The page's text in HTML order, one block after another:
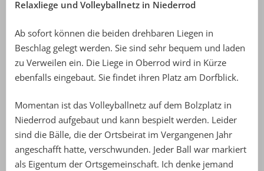
Relaxliege und Volleyballnetz in Niederrod
Ab sofort können die beiden drehbaren Liegen in
Beschlag gelegt werden. Sie sind sehr bequem und laden
zu Verweilen ein. Die Liege in Oberrod wird in Kürze
ebenfalls eingebaut. Sie findet ihren Platz am Dorfblick.
Momentan ist das Volleyballnetz auf dem Bolzplatz in
Niederrod aufgebaut und kann bespielt werden. Leider
sind die Bälle, die der Ortsbeirat im Vergangenen Jahr
angeschafft hatte, verschwunden. Jeder Ball war markiert
als Eigentum der Ortsgemeinschaft. Ich denke jemand